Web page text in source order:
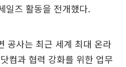
일즈 활동을 전개했다.
공사는 최근 세계 최대 온라
컴과 협력 강화를 위한 업무